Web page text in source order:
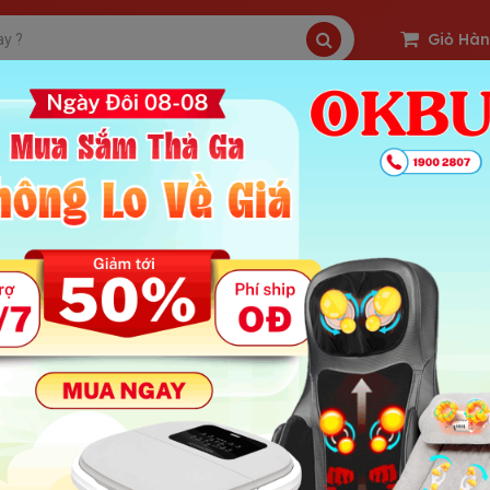
Giỏ
SP Freeship OKBUY Deal Sản Phẩm Hot
massage Nikio có những công nghệ gì nổi bật?
: 968 | Ngày Đăng Tin: 26-09-2024
Chính Bài
công nghệ nổi bật trong súng massage Nikio
nghệ massage bộ gõ hiện đại
nghệ massage rung
cơ không chổi than
nghệ nhiệt nóng sưởi ấm